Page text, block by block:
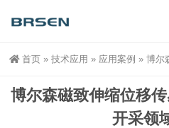
首页 » 技术应用 » 应用案例 » 博尔森
博尔森磁致伸缩位移
开采领